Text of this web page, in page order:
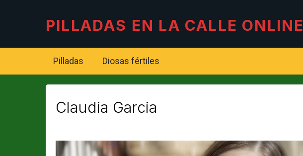
PILLADAS EN LA CALLE ONLINE
Pilladas Diosas fértiles
Claudia Garcia